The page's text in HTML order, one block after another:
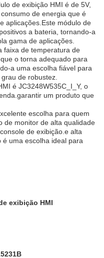
de exibição HMI é de 5V,
de energia que é
aplicações.Este módulo de
a bateria, tornando-a
gama de aplicações.
faixa de temperatura de
o torna adequado para
a uma escolha fiável para
de robustez.
é JC3248W535C_I_Y, o
um produto que
escolha para quem
de monitor de alta qualidade
de exibição.e alta
uma escolha ideal para
exibição HMI